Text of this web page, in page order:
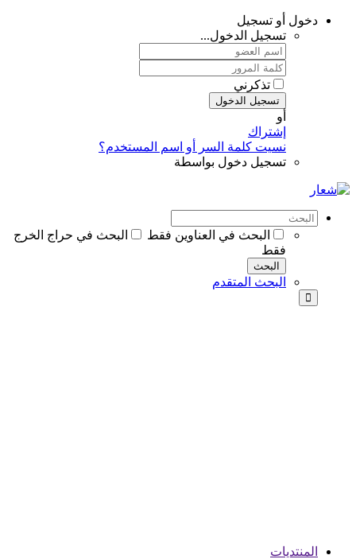
دخول أو تسجيل
تسجيل الدخول...
تذكرني
تسجيل الدخول
أو
إشتراك
نسيت كلمة السر أو اسم المستخدم؟
تسجيل دخول بواسطة
البحث في العناوين فقط
البحث في حراج الخرج
فقط
البحث
البحث المتقدم
المنتديات